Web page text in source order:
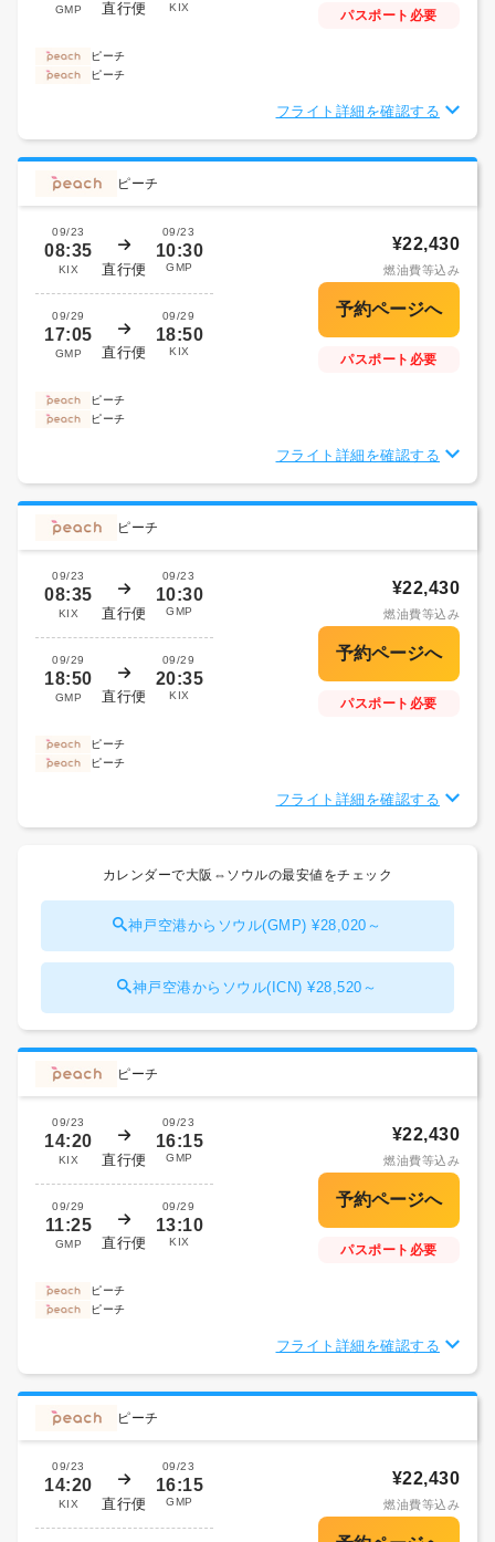
GMP 直行便 KIX
パスポート必要
ピーチ
ピーチ
フライト詳細を確認する
ピーチ
09/23
08:35
KIX 直行便
09/23
10:30
GMP
09/29
17:05
GMP 直行便
09/29
18:50
KIX
¥22,430
燃油費等込み
パスポート必要
ピーチ
ピーチ
フライト詳細を確認する
ピーチ
09/23
08:35
KIX 直行便
09/23
10:30
GMP
09/29
18:50
GMP 直行便
09/29
20:35
KIX
¥22,430
燃油費等込み
パスポート必要
ピーチ
ピーチ
フライト詳細を確認する
カレンダーで大阪⇔ソウルの最安値をチェック
神戸空港からソウル(GMP) ¥28,020～
神戸空港からソウル(ICN) ¥28,520～
ピーチ
09/23
14:20
KIX 直行便
09/23
16:15
GMP
09/29
11:25
GMP 直行便
09/29
13:10
KIX
¥22,430
燃油費等込み
パスポート必要
ピーチ
ピーチ
フライト詳細を確認する
ピーチ
09/23
14:20
KIX 直行便
09/23
16:15
GMP
¥22,430
燃油費等込み